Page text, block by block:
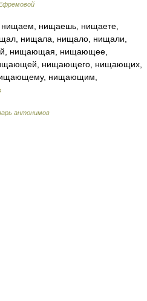
нищаешь, нищаете,
нищала, нищало, нищали,
нищающая, нищающее,
нищающего, нищающих,
нищающим,
антонимов